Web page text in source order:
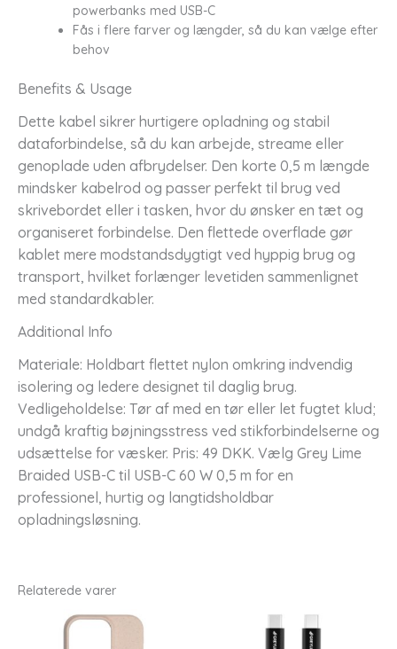
powerbanks med USB-C
Fås i flere farver og længder, så du kan vælge efter
behov
Benefits & Usage
Dette kabel sikrer hurtigere opladning og stabil
dataforbindelse, så du kan arbejde, streame eller
genoplade uden afbrydelser. Den korte 0,5 m længde
mindsker kabelrod og passer perfekt til brug ved
skrivebordet eller i tasken, hvor du ønsker en tæt og
organiseret forbindelse. Den flettede overflade gør
kablet mere modstandsdygtigt ved hyppig brug og
transport, hvilket forlænger levetiden sammenlignet
med standardkabler.
Additional Info
Materiale: Holdbart flettet nylon omkring indvendig
isolering og ledere designet til daglig brug.
Vedligeholdelse: Tør af med en tør eller let fugtet klud;
undgå kraftig bøjningsstress ved stikforbindelserne og
udsættelse for væsker. Pris: 49 DKK. Vælg Grey Lime
Braided USB-C til USB-C 60 W 0,5 m for en
professionel, hurtig og langtidsholdbar
opladningsløsning.
Relaterede varer